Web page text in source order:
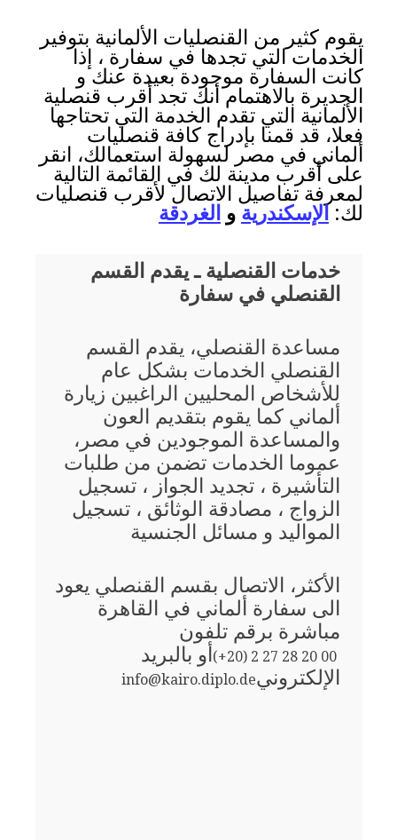
يقوم كثير من القنصليات الألمانية بتوفير
الخدمات التي تجدها في سفارة ، إذا
كانت السفارة موجودة بعيدة عنك و
الجديرة بالاهتمام أنك تجد أقرب قنصلية
الألمانية التي تقدم الخدمة التي تحتاجها
فعلا، قد قمنا بإدراج كافة قنصليات
ألماني في مصر لسهولة استعمالك، انقر
على أقرب مدينة لك في القائمة التالية
لمعرفة تفاصيل الاتصال لأقرب قنصليات
لك:الإسكندرية و الغردقة
خدمات القنصلية ـ يقدم القسم
القنصلي في سفارة
مساعدة القنصلي، يقدم القسم
القنصلي الخدمات بشكل عام
للأشخاص المحليين الراغبين زيارة
ألماني كما يقوم بتقديم العون
والمساعدة الموجودين في مصر،
عموما الخدمات تضمن من طلبات
التأشيرة ، تجديد الجواز ، تسجيل
الزواج ، مصادقة الوثائق ، تسجيل
المواليد و مسائل الجنسية
الأكثر، الاتصال بقسم القنصلي يعود
الى سفارة ألماني في القاهرة
مباشرة برقم تلفون
(+20) 2 27 28 20 00أو بالبريد
الإلكترونيinfo@kairo.diplo.de